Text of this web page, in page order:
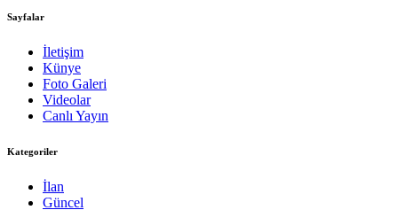
Sayfalar
İletişim
Künye
Foto Galeri
Videolar
Canlı Yayın
Kategoriler
İlan
Güncel